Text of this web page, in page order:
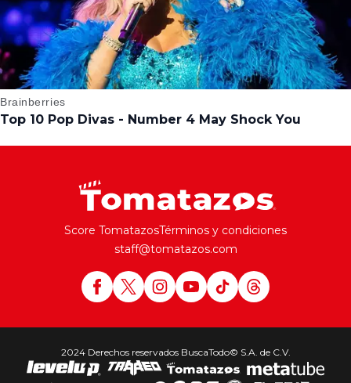
Score TomatazosTérminos y condiciones
staff@tomatazos.com
2024 Derechos reservados BuscaTodo© S.A. de C.V.